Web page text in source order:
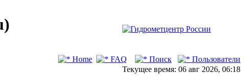
Home FAQ Поиск
Пользователи
Текущее время: 06 авг 2026, 06:18